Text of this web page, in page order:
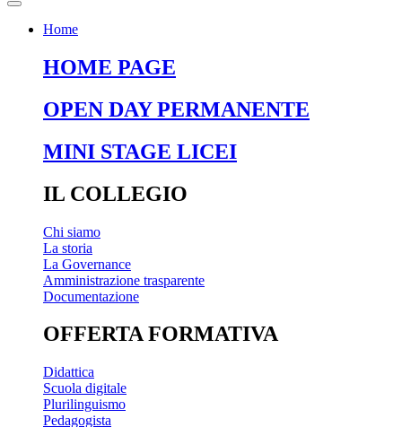
Home
HOME PAGE
OPEN DAY PERMANENTE
MINI STAGE LICEI
IL COLLEGIO
Chi siamo
La storia
La Governance
Amministrazione trasparente
Documentazione
OFFERTA FORMATIVA
Didattica
Scuola digitale
Plurilinguismo
Pedagogista